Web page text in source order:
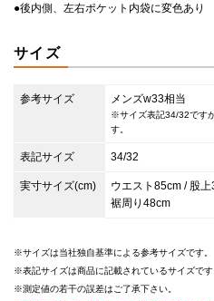
●後内側、左右ポケット内袋に変色あり
サイズ
参考サイズ メンズw33相当
※サイズ表記34/32です
す。
表記サイズ 34/32
実寸サイズ(cm)
ウエスト85cm / 股
裾周り48cm
サイズは当社独自基準による参考サイズです。
表記サイズは商品に記載されているサイズです
測定値の若干の誤差はご了承下さい。